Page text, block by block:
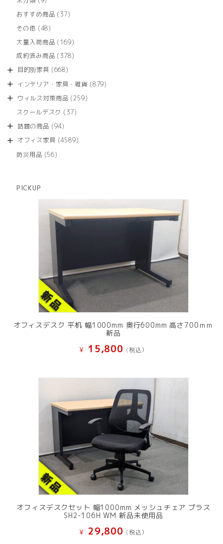
商
の
商
おすすめ商品 3737
商
その他 4848
の
商
大量入荷商品 169169
の
成約済み商品 378378
商
目的別家具 668668
の
商
インテリア・家具・雑貨 879879
ウィルス対策商品 259259
スクールデスク 3737
商
話題の商品 9494
の
オフィス家具 45894589
防災用品 5656
PICKUP
オフィスデスク 平机 幅1000mm 奥行600mm 高さ700ｍｍ
新品
¥ 15,800 (税込）
オフィスデスクセット 幅1000mm メッシュチェア プラス
SH2-106H WM 新品未使用品
¥ 29,800 (税込）